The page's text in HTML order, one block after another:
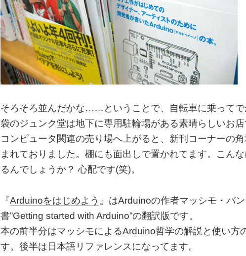
そろそろ並んだかな……ということで、自転車に乗って
袋のジュンク堂は地下に専用駐輪場がある素晴らしいお店
コンピュータ関連の売り場へ上がると、新刊コーナーの
まれておりました。棚にも面出しで置かれてます。こん
るんでしょうか？ 心配です(笑)。
『Arduinoをはじめよう 』はArduinoの作者マッシモ・バ
書”Getting started with Arduino”の翻訳版です。
本の前半分はマッシモによるArduino哲学の解説と使い方
す。後半は日本語リファレンスになってます。